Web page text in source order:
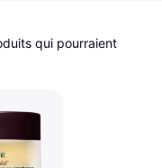
qui pourraient